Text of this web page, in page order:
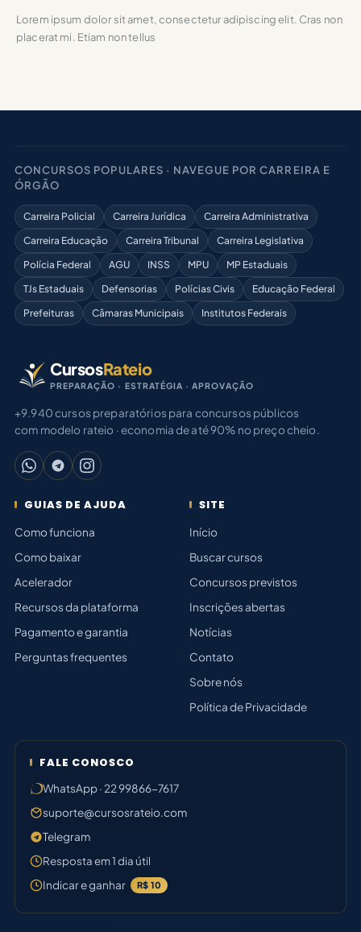
Lorem ipsum dolor sit amet, consectetur adipiscing elit. Cras non
placerat mi. Etiam non tellus
CONCURSOS POPULARES · NAVEGUE POR CARREIRA E
ÓRGÃO
Carreira Policial Carreira Jurídica
Carreira Administrativa
Carreira Educação
Carreira Tribunal
Carreira Legislativa
Polícia Federal
AGU INSS MPU
MP Estaduais
TJs Estaduais
Defensorias Polícias Civis
Educação Federal
Prefeituras
Câmaras Municipais Institutos Federais
CursosRateio
PREPARAÇÃO · ESTRATÉGIA · APROVAÇÃO
+9.940 cursos preparatórios para concursos públicos
com modelo rateio · economia de até 90% no preço cheio.
GUIAS DE AJUDA
Como funciona
Como baixar
Acelerador
Recursos da plataforma
Pagamento e garantia
Perguntas frequentes
SITE
Início
Buscar cursos
Concursos previstos
Inscrições abertas
Notícias
Contato
Sobre nós
Política de Privacidade
FALE CONOSCO
WhatsApp · 22 99866-7617
suporte@cursosrateio.com
Telegram
Resposta em 1 dia útil
Indicar e ganhar
R$ 10